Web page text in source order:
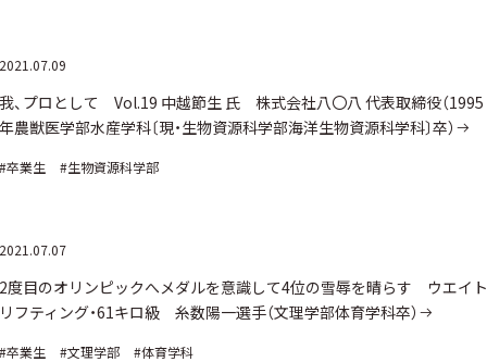
、プロとして Vol.19 中越節生 氏 株式会社八〇八 代表取締役（1995
農獣医学部水産学科〔現・生物資源科学部海洋生物資源科学科〕卒）
卒業生 #生物資源科学部
度目のオリンピックへメダルを意識して4位の雪辱を晴らす ウエイト
フティング・61キロ級 糸数陽一選手（文理学部体育学科卒）
卒業生 #文理学部 #体育学科